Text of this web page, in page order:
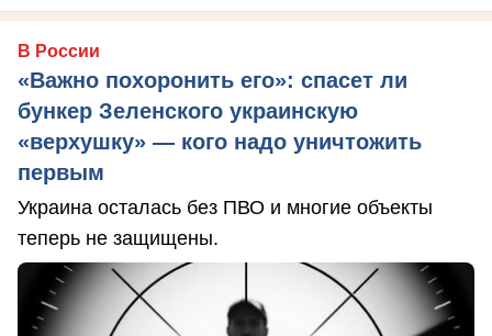
В России
«Важно похоронить его»: спасет ли
бункер Зеленского украинскую
«верхушку» — кого надо уничтожить
первым
Украина осталась без ПВО и многие объекты
теперь не защищены.